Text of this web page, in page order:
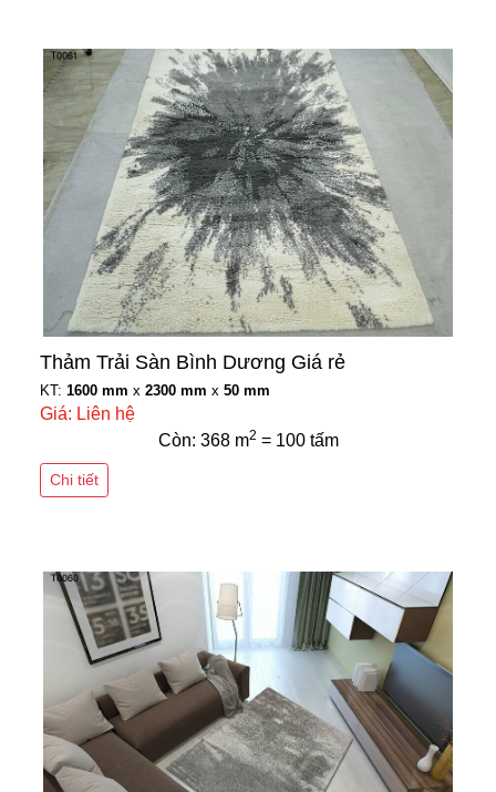
Thảm Trải Sàn Bình Dương Giá rẻ
KT: 1600 mm x 2300 mm x 50 mm
Giá: Liên hệ
Còn: 368 m2 = 100 tấm
Chi tiết